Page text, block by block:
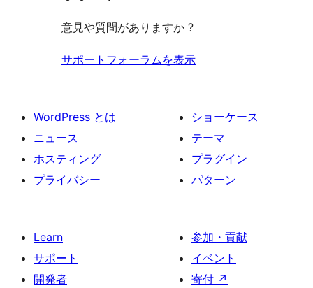
ー
ュ
ー
意見や質問がありますか ?
サポートフォーラムを表示
WordPress とは
ニュース
ホスティング
プライバシー
ショーケース
テーマ
プラグイン
パターン
Learn
サポート
開発者
参加・貢献
イベント
寄付 ↗